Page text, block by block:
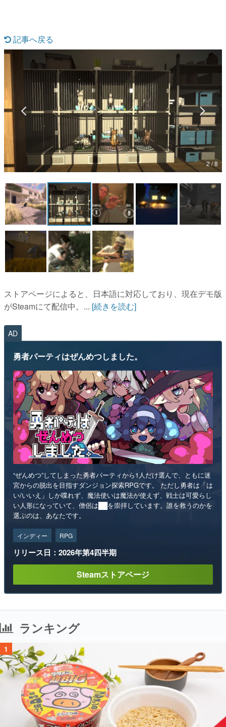
特集記事
女性向け
アプリレビュー
その他
電ファミニコゲーマーとは？
運営：株式会社マレ
記事へ戻る
2 / 8
ストアページによると、日本語に対応しており、現在デモ版
がSteamにて配信中。... [続きを読む]
AD
勇者パーティはぜんめつしました。
“ぜんめつ”してしまった勇者パーティから1人だけ選んで、ともに迷
宮からの脱出を目指すダンジョン探索RPGです。 ただし勇者は「は
い/いいえ」しか喋れず、魔法使いは魔法が使えず、戦士は可愛らし
い人形になっていて、僧侶は██を崇拝しています。誰を救うのかを
選ぶのは、あなたです。
インディー RPG
リリース日：2026年第4四半期
Steamストアページ
ランキング
1